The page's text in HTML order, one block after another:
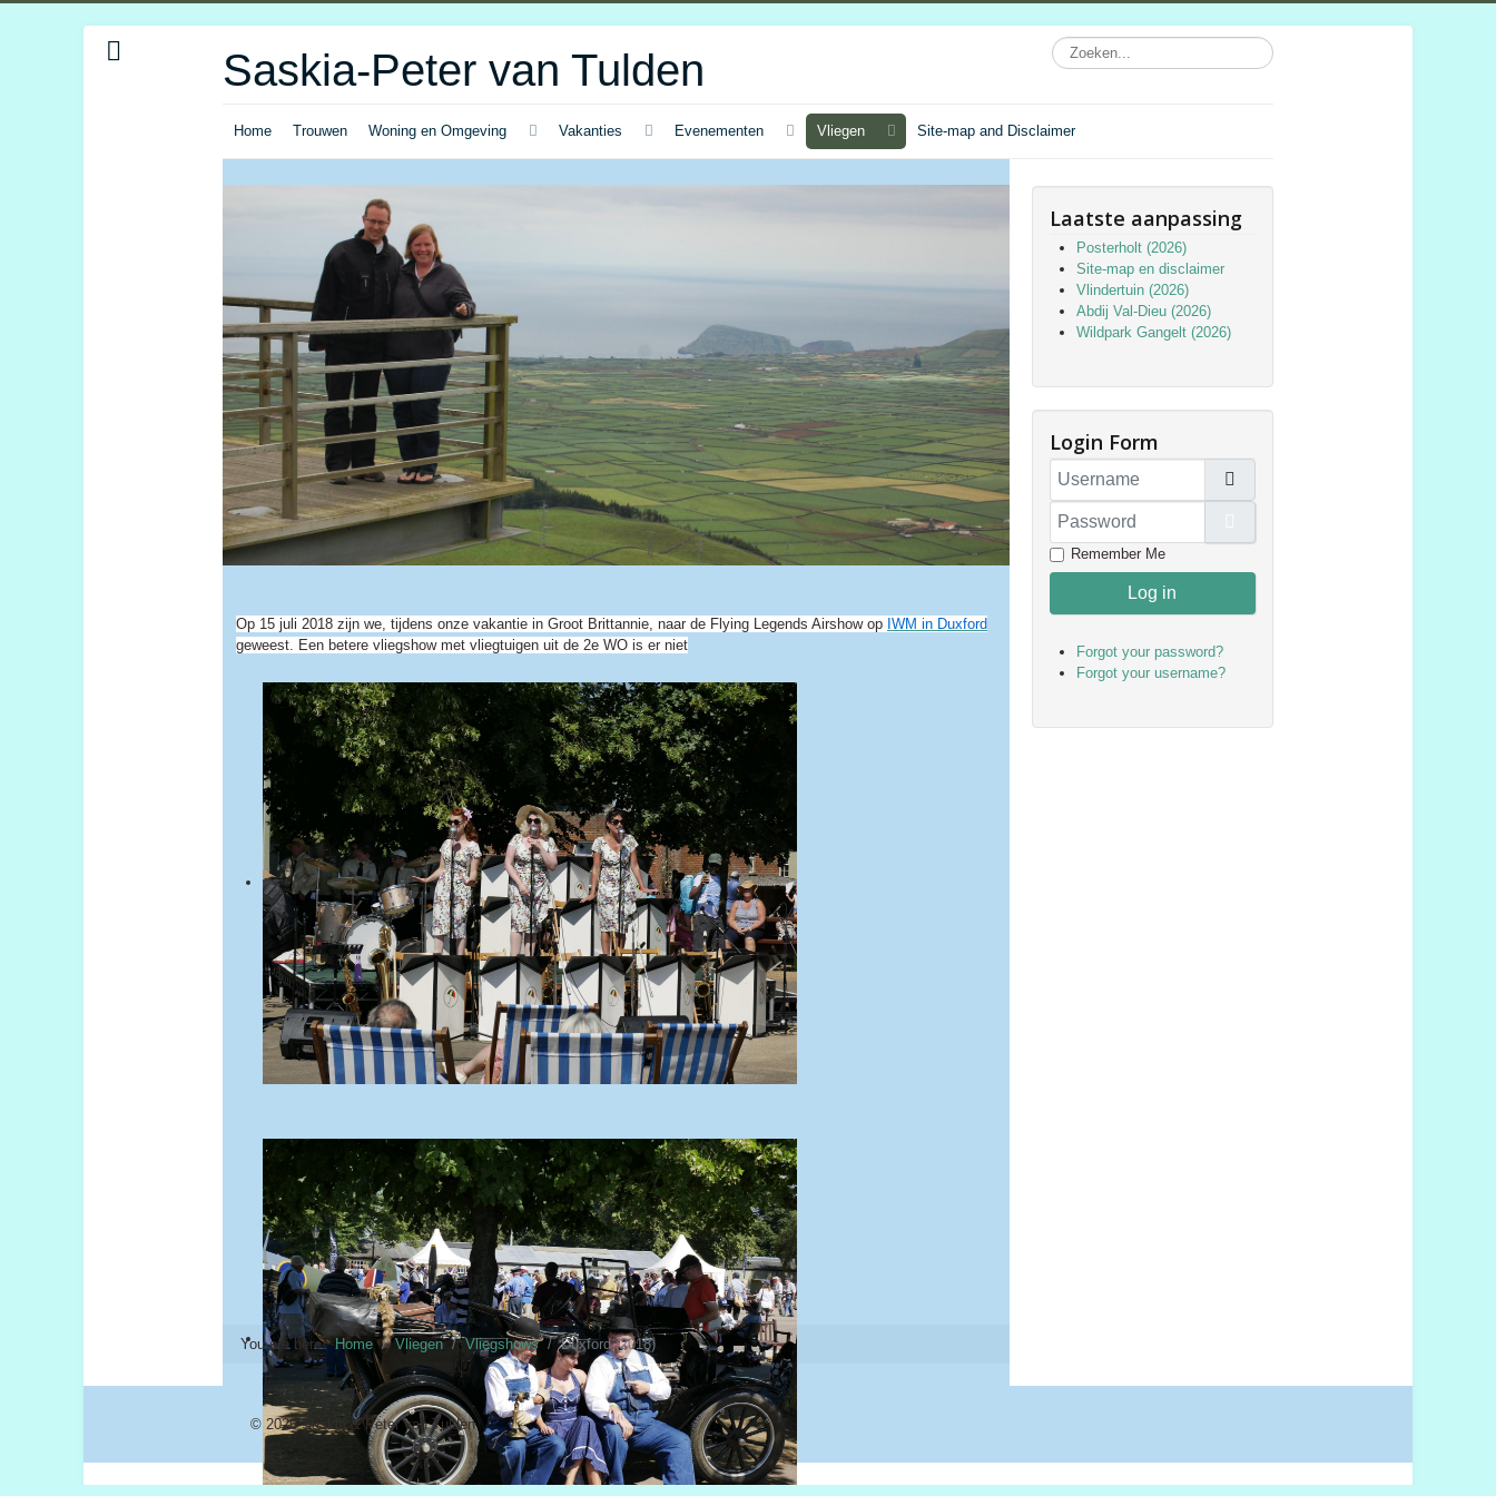
Saskia-Peter van Tulden
Home Trouwen Woning en Omgeving Vakanties Evenementen Vliegen Site-map and Disclaimer
Op 15 juli 2018 zijn we, tijdens onze vakantie in Groot Brittannie, naar de Flying Legends Airshow op IWM in Duxford
geweest. Een betere vliegshow met vliegtuigen uit de 2e WO is er niet
You are here:Home Vliegen Vliegshows Duxford (2018)
Laatste aanpassing
Posterholt (2026)
Site-map en disclaimer
Vlindertuin (2026)
Abdij Val-Dieu (2026)
Wildpark Gangelt (2026)
Login Form
Username
Password
Remember Me
Log in
Forgot your password?
Forgot your username?
© 2026 Saskia & Peter van Tulden